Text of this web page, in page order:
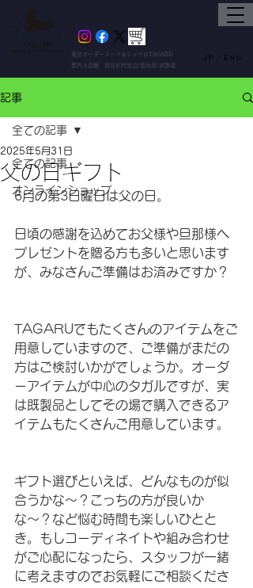
東京オーダースーツ＆シャツのTAGARU
都内３店舗 渋谷区代官山/恵比寿/表参道
ENG
JP /
記事
全ての記事
オンラインショップ
全ての記事
父の日ギフト
2025年5月31日
6月の第3日曜日は父の日。
日頃の感謝を込めてお父様や旦那様へ
プレゼントを贈る方も多いと思います
が、みなさんご準備はお済みですか？
TAGARUでもたくさんのアイテムをご
用意していますので、ご準備がまだの
方はご検討いかがでしょうか。オーダ
ーアイテムが中心のタガルですが、実
は既製品としてその場で購入できるア
イテムもたくさんご用意しています。
ギフト選びといえば、どんなものが似
合うかな〜？こっちの方が良いか
な〜？など悩む時間も楽しいひとと
き。もしコーディネイトや組み合わせ
がご心配になったら、スタッフが一緒
に考えますのでお気軽にご相談くださ